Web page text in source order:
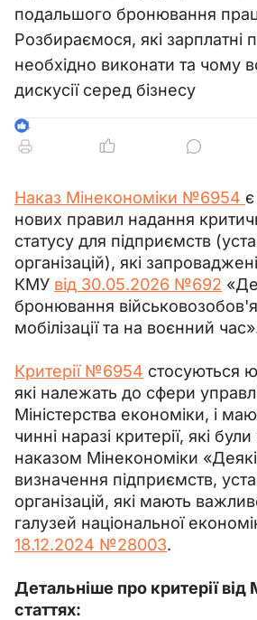
подальшого бронювання
Розбираємося, які зарплатні
необхідно виконати та чому
дискусії серед бізнесу
4
Наказ Мінекономіки №6954
нових правил надання
статусу для підприємств
організацій), які
КМУ від 30.05.2026 №692
бронювання
мобілізації та на воєнний
Критерії №6954 стосуються
які належать до сфери
Міністерства економіки, і
чинні наразі критерії, які
наказом Мінекономіки
визначення підприємств,
організацій, які мають
галузей національної
18.12.2024 №28003.
Детальніше про критерії від
статтях: